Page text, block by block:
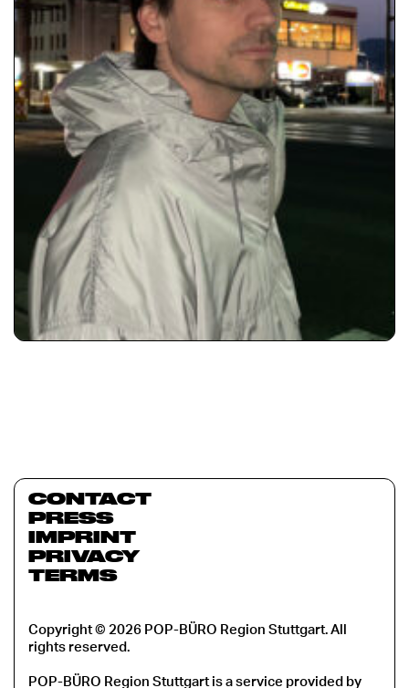
CONTACT
PRESS
IMPRINT
PRIVACY
TERMS
Copyright © 2026 POP-BÜRO Region Stuttgart. All
rights reserved.
POP-BÜRO Region Stuttgart is a service provided by